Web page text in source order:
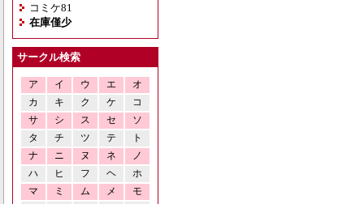
コミケ81
在庫僅少
サークル検索
ア イ ウ エ
オ
カ
キ ク ケ
コ
サ
シ ス セ
ソ
タ
チ ツ テ
ト
ナ
ニ ヌ ネ
ノ
ハ
ヒ フ ヘ
ホ
マ
ミ ム メ
モ